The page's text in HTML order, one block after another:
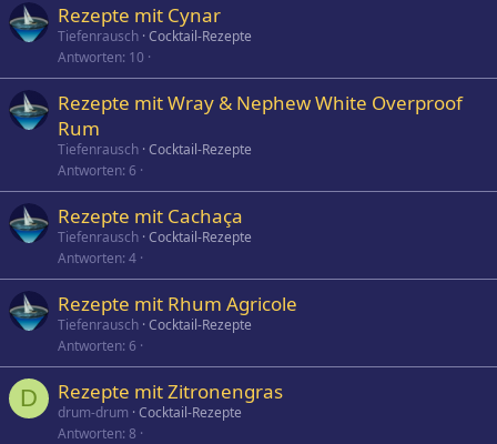
Rezepte mit Cynar
Tiefenrausch Cocktail-Rezepte
Antworten 10
Rezepte mit Wray & Nephew White Overproof
Rum
Tiefenrausch Cocktail-Rezepte
Antworten 6
Rezepte mit Cachaça
Tiefenrausch Cocktail-Rezepte
Antworten 4
Rezepte mit Rhum Agricole
Tiefenrausch Cocktail-Rezepte
Antworten 6
D Rezepte mit Zitronengras
drum-drum Cocktail-Rezepte
Antworten 8